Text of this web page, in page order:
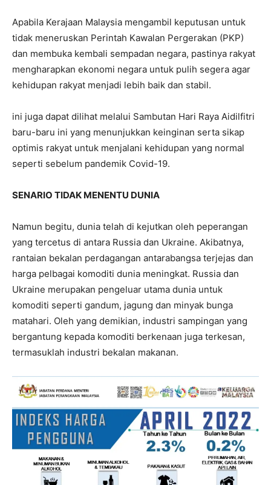
Apabila Kerajaan Malaysia mengambil keputusan untuk
tidak meneruskan Perintah Kawalan Pergerakan (PKP)
dan membuka kembali sempadan negara, pastinya rakyat
mengharapkan ekonomi negara untuk pulih segera agar
kehidupan rakyat menjadi lebih baik dan stabil.
ini juga dapat dilihat melalui Sambutan Hari Raya Aidilfitri
baru-baru ini yang menunjukkan keinginan serta sikap
optimis rakyat untuk menjalani kehidupan yang normal
seperti sebelum pandemik Covid-19.
SENARIO TIDAK MENENTU DUNIA
Namun begitu, dunia telah di kejutkan oleh peperangan
yang tercetus di antara Russia dan Ukraine. Akibatnya,
rantaian bekalan perdagangan antarabangsa terjejas dan
harga pelbagai komoditi dunia meningkat. Russia dan
Ukraine merupakan pengeluar utama dunia untuk
komoditi seperti gandum, jagung dan minyak bunga
matahari. Oleh yang demikian, industri sampingan yang
bergantung kepada komoditi berkenaan juga terkesan,
termasuklah industri bekalan makanan.